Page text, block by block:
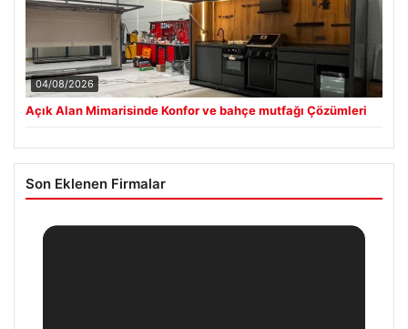
04/08/2026
Açık Alan Mimarisinde Konfor ve bahçe mutfağı Çözümleri
Son Eklenen Firmalar